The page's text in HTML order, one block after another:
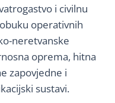
i civilnu
operativnih
neretvanske
oprema, hitna
zapovjedne i
sustavi.